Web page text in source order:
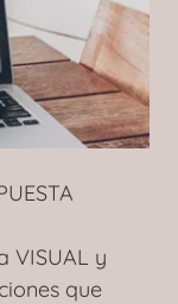
VISUAL y
que